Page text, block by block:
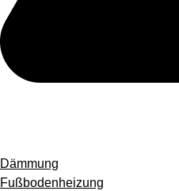
Hauptnavigation
Dämmung
Fußbodenheizung